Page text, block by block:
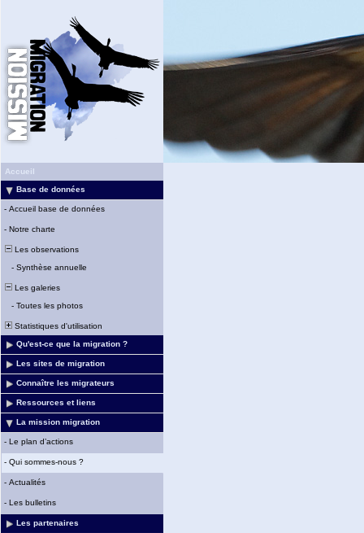
Accueil
Base de données
- Accueil base de données
- Notre charte
Les observations
- Synthèse annuelle
Les galeries
- Toutes les photos
Statistiques d'utilisation
Qu'est-ce que la migration ?
Les sites de migration
Connaître les migrateurs
Ressources et liens
La mission migration
- Le plan d’actions
- Qui sommes-nous ?
- Actualités
- Les bulletins
Les partenaires